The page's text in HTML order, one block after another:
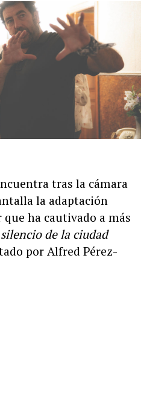
tras la cámara
la adaptación
ha cautivado a más
de la ciudad
por Alfred Pérez-